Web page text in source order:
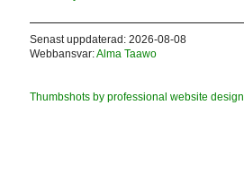
Senast uppdaterad: 2026-08-08
Webbansvar:Alma Taawo
Thumbshots by professional website design